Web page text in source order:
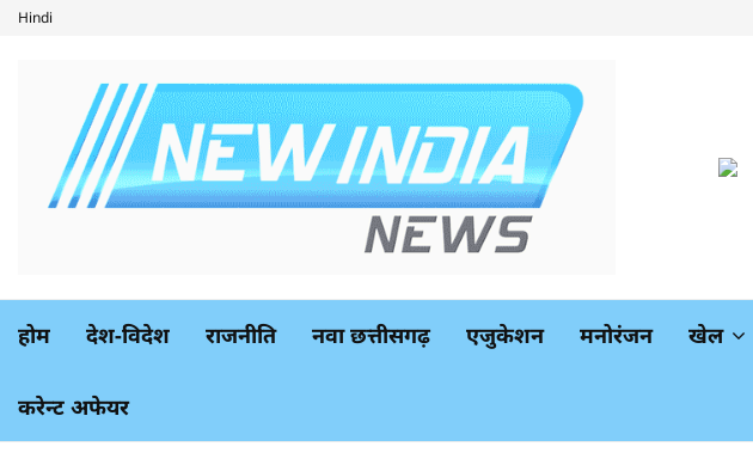
Hindi
होम देश-विदेश राजनीति नवा छत्तीसगढ़ एजुकेशन मनोरंजन खेल
करेन्ट अफेयर